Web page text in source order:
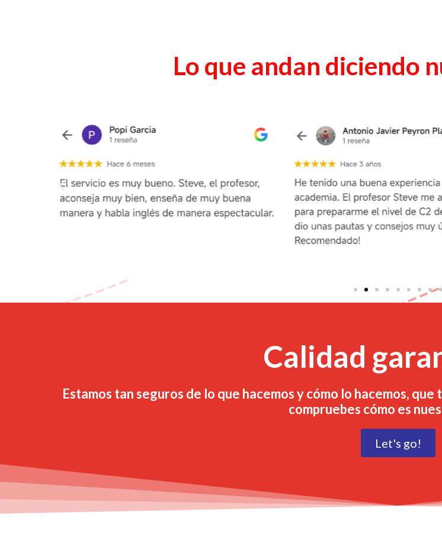
Lo que andan diciendo
Calidad
Estamos tan seguros de lo que hacemos y cómo lo hacemos,
compruebes cómo es
Let's go!